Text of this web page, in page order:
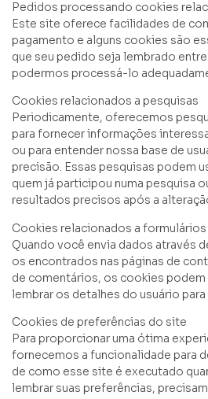
Pedidos processando cookies
Este site oferece facilidades de
pagamento e alguns cookies são
que seu pedido seja lembrado entre
podermos processá-lo
Cookies relacionados a pesquisas
Periodicamente, oferecemos
para fornecer informações
ou para entender nossa base de
precisão. Essas pesquisas podem
quem já participou numa pesquisa
resultados precisos após a
Cookies relacionados a formulários
Quando você envia dados através
os encontrados nas páginas de
de comentários, os cookies podem
lembrar os detalhes do usuário
Cookies de preferências do site
Para proporcionar uma ótima
fornecemos a funcionalidade para
de como esse site é executado
lembrar suas preferências,